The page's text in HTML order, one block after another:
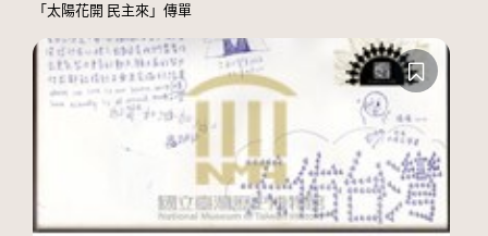
「太陽花開 民主來」傳單